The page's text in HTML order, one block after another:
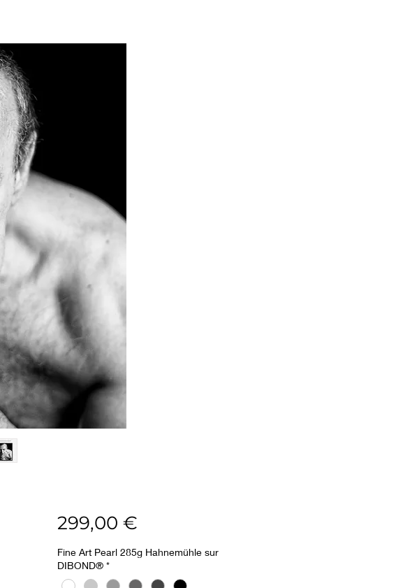
299,00 €Prix
Fine Art Pearl 285g Hahnemühle sur
DIBOND® *